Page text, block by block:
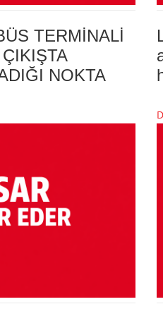
TERMİNALİ
NOKTA